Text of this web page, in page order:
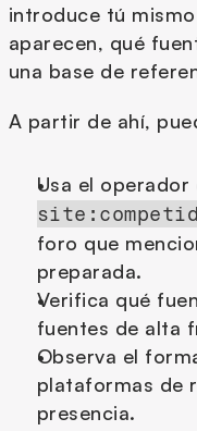
introduce tú
aparecen, qué
una base de
A partir de ahí,
Usa el
foro que
preparada.
Verifica qué
fuentes de alta
Observa el
plataformas de
presencia.